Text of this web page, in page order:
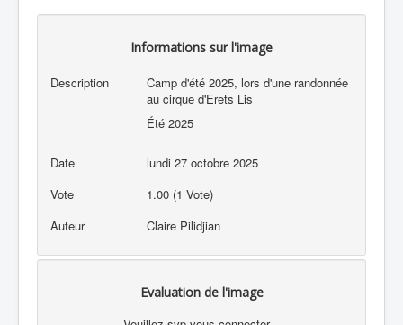
Informations sur l'image
Description
Camp d'été 2025, lors d'une randonnée
au cirque d'Erets Lis
Été 2025
Date
lundi 27 octobre 2025
Vote
1.00 (1 Vote)
Auteur
Claire Pilidjian
Evaluation de l'image